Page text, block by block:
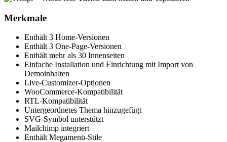
Merkmale
Enthält 3 Home-Versionen
Enthält 3 One-Page-Versionen
Enthält mehr als 30 Innenseiten
Einfache Installation und Einrichtung mit Import von
Demoinhalten
Live-Customizer-Optionen
WooCommerce-Kompatibilität
RTL-Kompatibilität
Untergeordnetes Thema hinzugefügt
SVG-Symbol unterstützt
Mailchimp integriert
Enthält Megamenü-Stile